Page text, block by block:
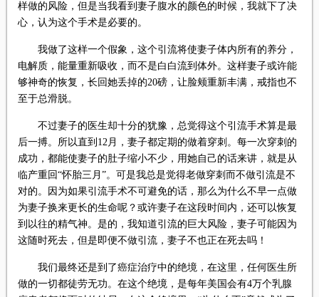
样做的风险，但是当我看到妻子腹水的颜色的时候，我就下了决
心，认为这个手术是必要的。
我做了这样一个假象，这个引流将使妻子体内所有的养分，
电解质，能量重新吸收，而不是白白流到体外。这样妻子或许能
够神奇的恢复，长回她丢掉的20磅，让脸颊重新丰满，戒指也不
至于总滑脱。
不过妻子的医生却十分的犹豫，总觉得这个引流手术算是最
后一搏。所以直到12月，妻子都定期的做着穿刺。每一次穿刺的
成功，都能使妻子的肚子缩小不少，用她自己的话来讲，就是从
临产重回“怀胎三月”。可是我总是觉得老做穿刺而不做引流是不
对的。因为如果引流手术不可避免的话，那么为什么不早一点做
为妻子换来更长的生命呢？或许妻子在这段时间内，还可以恢复
到以往的精气神。是的，我知道引流的巨大风险，妻子可能因为
这随时死去，但是即便不做引流，妻子不也正在死去吗！
我们最终还是到了癌症治疗中的绝境，在这里，任何医生所
做的一切都徒劳无功。在这个绝境，是每年美国会有4万个乳腺